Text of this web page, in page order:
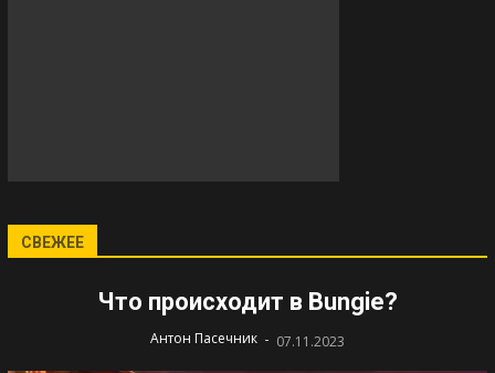
СВЕЖЕЕ
Что происходит в Bungie?
Антон Пасечник - 07.11.2023